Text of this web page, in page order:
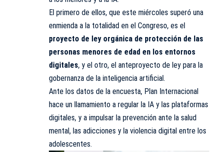
El primero de ellos, que este miércoles superó una
enmienda a la totalidad en el Congreso, es el
proyecto de ley orgánica de protección de las
personas menores de edad en los entornos
digitales, y el otro, el anteproyecto de ley para la
gobernanza de la inteligencia artificial.
Ante los datos de la encuesta, Plan Internacional
hace un llamamiento a regular la IA y las plataformas
digitales, y a impulsar la prevención ante la salud
mental, las adicciones y la violencia digital entre los
adolescentes.